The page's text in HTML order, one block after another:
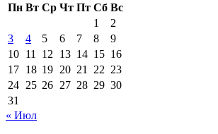
Пн Вт Ср Чт Пт Сб Вс
1
2
3
4 5 6 7 8
9
10 11 12 13 14 15 16
17 18 19 20 21 22 23
24 25 26 27 28 29 30
31
« Июл